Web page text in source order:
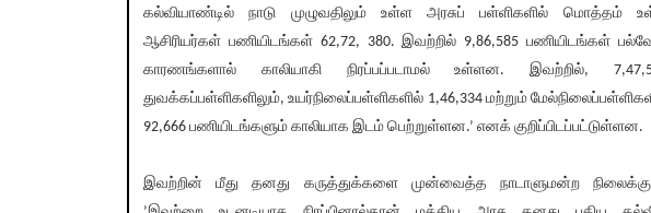
கல்வியாண்டில் நாடு முழுவதிலும் உள்ள அரசுப் பள்ளிகளில் மொத்தம்
ஆசிரியர்கள் பணியிடங்கள் 62,72, 380. இவற்றில் 9,86,585 பணியிடங்கள்
காரணங்களால் காலியாகி நிரப்பப்படாமல் உள்ளன. இவற்றில்,
துவக்கப்பள்ளிகளிலும், உயர்நிலைப்பள்ளிகளில் 1,46,334 மற்றும்
92,666 பணியிடங்களும் காலியாக இடம் பெற்றுள்ளன.’ எனக் குறிப்பிடப்பட்டுள்ளன.
இவற்றின் மீது தனது கருத்துக்களை முன்வைத்த நாடாளுமன்ற